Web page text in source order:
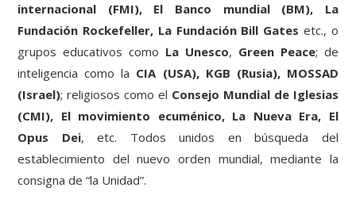
internacional (FMI), El Banco mundial (BM), La
Fundación Rockefeller, La Fundación Bill Gates etc., o
grupos educativos como La Unesco, Green Peace; de
inteligencia como la CIA (USA), KGB (Rusia), MOSSAD
(Israel); religiosos como el Consejo Mundial de Iglesias
(CMI), El movimiento ecuménico, La Nueva Era, El
Opus Dei, etc. Todos unidos en búsqueda del
establecimiento del nuevo orden mundial, mediante la
consigna de “la Unidad”.